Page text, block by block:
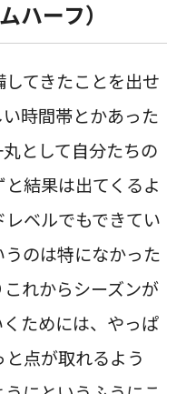
ハーフ）
してきたことを出せ
時間帯とかあった
として自分たちの
結果は出てくるよ
ベルでもできてい
のは特になかった
れからシーズンが
ためには、やっぱ
点が取れるよう